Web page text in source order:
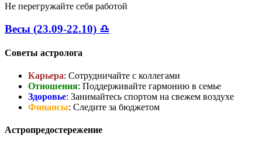
Не перегружайте себя работой
Весы (23.09-22.10) ♎
Советы астролога
Карьера: Сотрудничайте с коллегами
Отношения: Поддерживайте гармонию в семье
Здоровье: Занимайтесь спортом на свежем воздухе
Финансы: Следите за бюджетом
Астропредостережение